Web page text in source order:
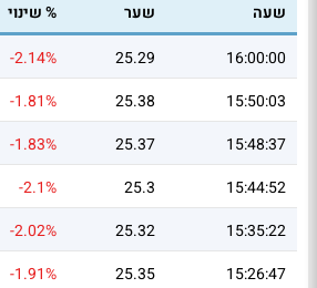
שעה שער % שינוי
16:00:00
25.29
-2.14%
15:50:03
25.38
-1.81%
15:48:37
25.37
-1.83%
15:44:52
25.3
-2.1%
15:35:22
25.32
-2.02%
15:26:47
25.35
-1.91%